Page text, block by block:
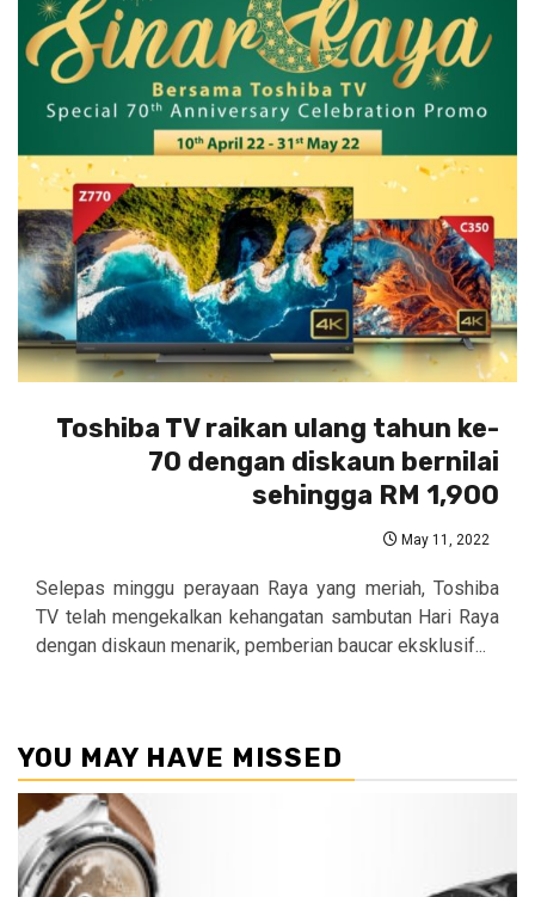
Toshiba TV raikan ulang tahun ke-
70 dengan diskaun bernilai
sehingga RM 1,900
May 11, 2022
Selepas minggu perayaan Raya yang meriah, Toshiba
TV telah mengekalkan kehangatan sambutan Hari Raya
dengan diskaun menarik, pemberian baucar eksklusif...
YOU MAY HAVE MISSED